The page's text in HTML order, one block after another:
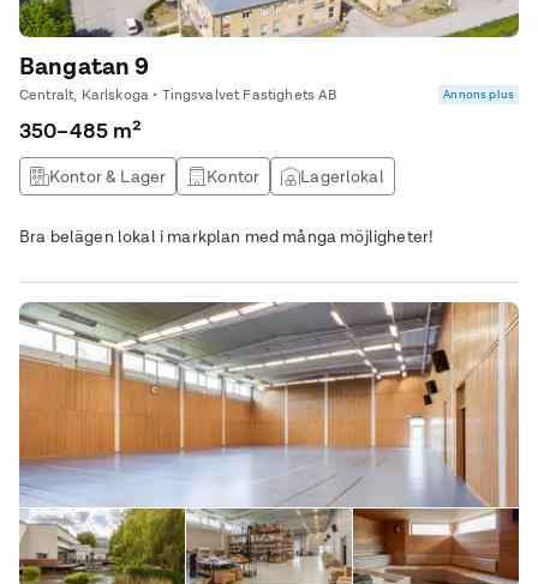
Bangatan 9
Centralt, Karlskoga • Tingsvalvet Fastighets AB Annons plus
350–485 m²
Kontor & Lager Kontor
Lagerlokal
Bra belägen lokal i markplan med många möjligheter!